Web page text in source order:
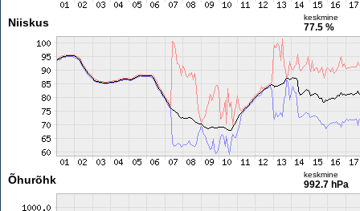
Niiskus keskmine
77.5 %
Õhurõhk keskmine
992.7 hPa